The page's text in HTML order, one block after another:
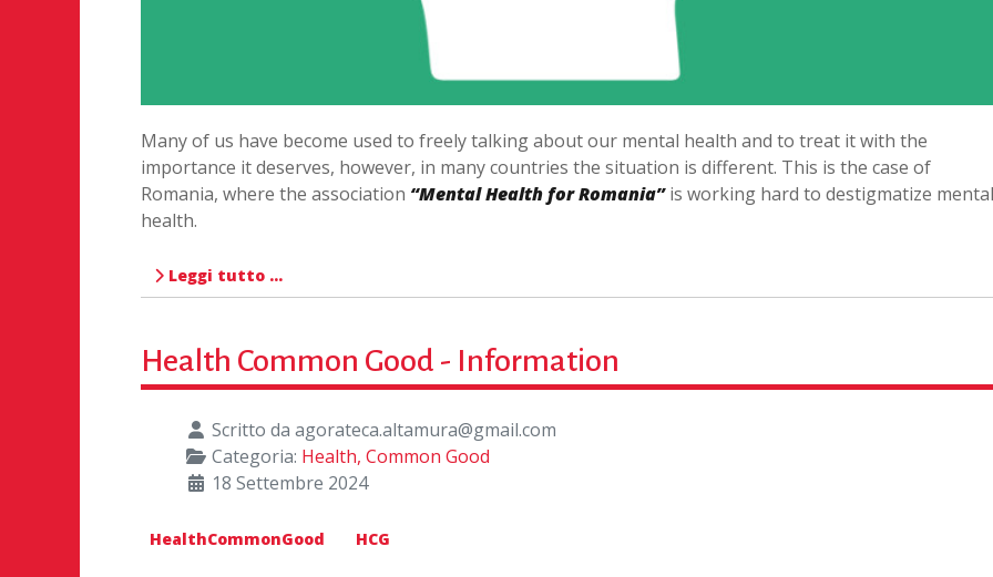
Many of us have become used to freely talking about our mental health and to treat it with the
importance it deserves, however, in many countries the situation is different. This is the case of
Romania, where the association “Mental Health for Romania”is working hard to destigmatize mental
health.
Leggi tutto …
Health Common Good - Information
Scritto da agorateca.altamura@gmail.com
Categoria: Health, Common Good
18 Settembre 2024
HealthCommonGood HCG